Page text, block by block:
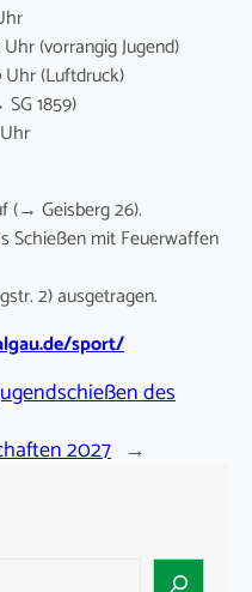
(vorrangig Jugend)
Uhr (Luftdruck)
1859)
(→ Geisberg 26).
Schießen mit Feuerwaffen
2) ausgetragen.
sport/
des
2027 →